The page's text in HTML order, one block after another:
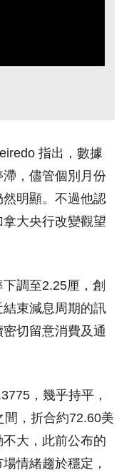
指出，數據
，儘管個別月份
明顯。不過他認
大央行改變觀望
調至2.25厘，創
束減息周期的訊
切留意消費及通
，幾乎持平，
間，折合約72.60美
大，此前公布的
情緒趨於穩定，